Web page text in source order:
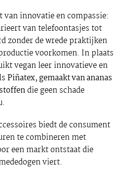
innovatie en compassie:
van telefoontasjes tot
zonder de wrede praktijken
voorkomen. In plaats
vegan leer innovatieve en
Piñatex, gemaakt van ananas
die geen schade
biedt de consument
te combineren met
een markt ontstaat die
viert.